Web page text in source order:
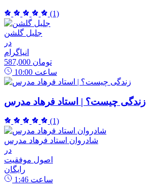
(1)
جلیل گلشن
در
انیاگرام
587,000 تومان
10:00 ساعت
زندگی چیست؟ | استاد فرهاد مدرس
(1)
شادروان استاد فرهاد مدرس
در
اصول موفقیت
رایگان
1:46 ساعت